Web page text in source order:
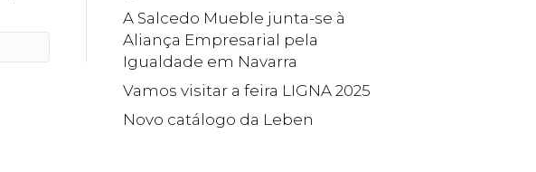
A Salcedo Mueble junta-se à
Aliança Empresarial pela
Igualdade em Navarra
Vamos visitar a feira LIGNA 2025
Novo catálogo da Leben